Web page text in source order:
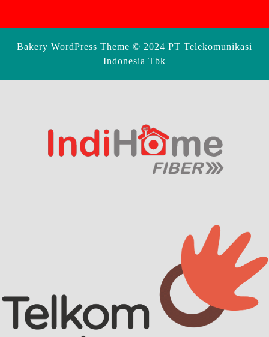
Bakery WordPress Theme © 2024 PT Telekomunikasi
Indonesia Tbk